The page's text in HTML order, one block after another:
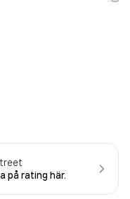
på rating här.